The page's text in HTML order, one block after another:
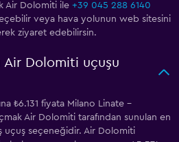
Air Dolomiti ile +39 045 288 6140
veya hava yolunun web sitesini
ziyaret edebilirsin.
Air Dolomiti uçuşu
₺6.131 fiyata Milano Linate -
Air Dolomiti tarafından sunulan en
uçuş seçeneğidir. Air Dolomiti